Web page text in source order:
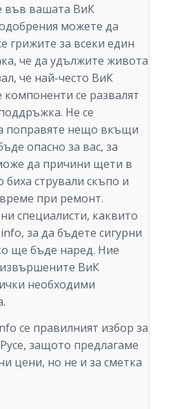
във вашата ВиК
можете да
грижите за всеки един
че да удължите живота
че най-често ВиК
се развалят
Не се
поправяте нещо вкъщи
опасно за вас, за
да причини щети в
стрували скъпо и
при ремонт.
специалисти, каквито
за да бъдете сигурни
ще бъде наред. Ние
ВиК
необходими
се правилният избор за
защото предлагаме
цени, но не и за сметка